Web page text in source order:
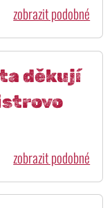
zobrazit podobné
děkují
zobrazit podobné